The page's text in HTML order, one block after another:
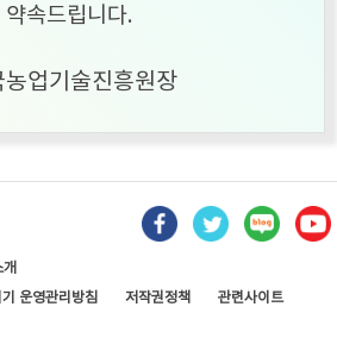
약속드립니다.
농업기술진흥원장
운영관리방침
저작권정책 관련사이트